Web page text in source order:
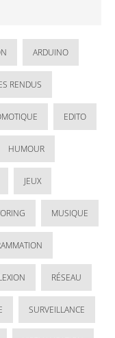
ARDUINO
RENDUS
EDITO
HUMOUR
JEUX
MUSIQUE
RÉSEAU
SURVEILLANCE